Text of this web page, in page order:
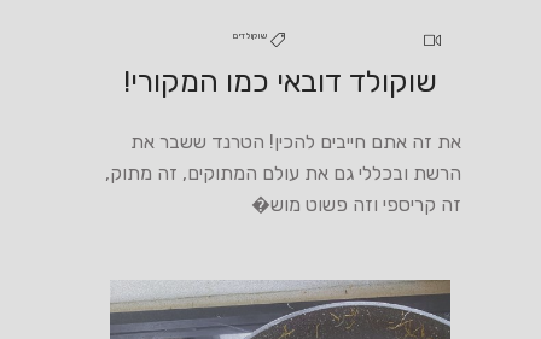
שוקולדים
שוקולד דובאי כמו המקורי!
את זה אתם חייבים להכין! הטרנד ששבר את
הרשת ובכללי גם את עולם המתוקים, זה מתוק,
זה קריספי וזה פשוט מוש�